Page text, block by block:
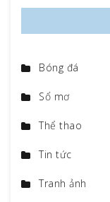
Bóng đá
Sổ mơ
Thể thao
Tin tức
Tranh ảnh